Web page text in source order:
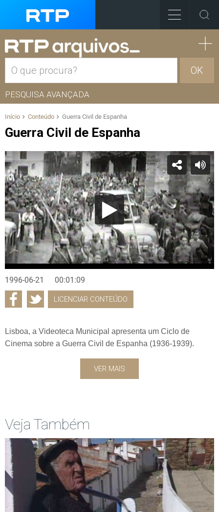
OK
PESQUISA AVANÇADA
Início Conteúdo Guerra Civil de Espanha
Guerra Civil de Espanha
1996-06-21 00:01:09
LICENCIAR CONTEÚDO
Lisboa, a Videoteca Municipal apresenta um Ciclo de
Cinema sobre a Guerra Civil de Espanha (1936-1939).
VER MAIS
Veja Também